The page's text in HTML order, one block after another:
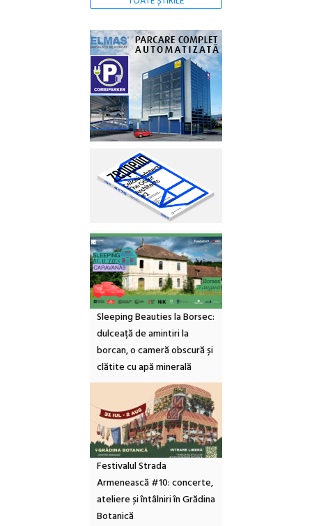
Sleeping Beauties la Borsec:
dulceață de amintiri la
borcan, o cameră obscură și
clătite cu apă minerală
Festivalul Strada
Armenească #10: concerte,
ateliere și întâlniri în Grădina
Botanică